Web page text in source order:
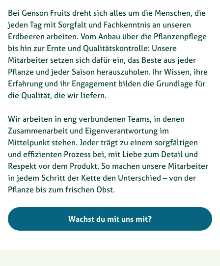
Bei Genson Fruits dreht sich alles um die Menschen, die
jeden Tag mit Sorgfalt und Fachkenntnis an unseren
Erdbeeren arbeiten. Vom Anbau über die Pflanzenpflege
bis hin zur Ernte und Qualitätskontrolle: Unsere
Mitarbeiter setzen sich dafür ein, das Beste aus jeder
Pflanze und jeder Saison herauszuholen. Ihr Wissen, ihre
Erfahrung und ihr Engagement bilden die Grundlage für
die Qualität, die wir liefern.
Wir arbeiten in eng verbundenen Teams, in denen
Zusammenarbeit und Eigenverantwortung im
Mittelpunkt stehen. Jeder trägt zu einem sorgfältigen
und effizienten Prozess bei, mit Liebe zum Detail und
Respekt vor dem Produkt. So machen unsere Mitarbeiter
in jedem Schritt der Kette den Unterschied – von der
Pflanze bis zum frischen Obst.
Wachst du mit uns mit?